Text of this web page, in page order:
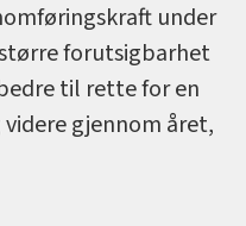
under
forutsigbarhet
til rette for en
gjennom året,